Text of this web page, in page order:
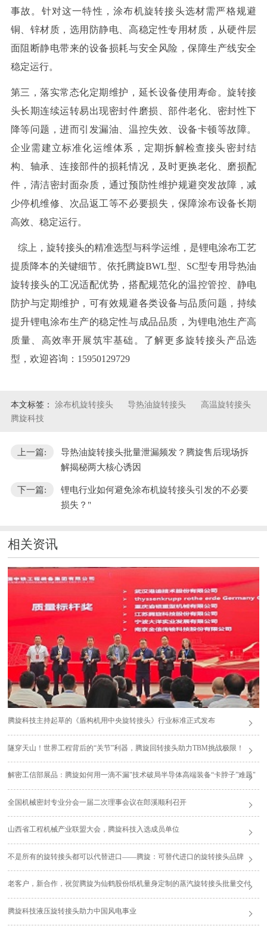
事故。针对这一特性，涂布机旋转接头选材需严格规避
铜、锌材质，选用防静电、高稳定性专用材质，从硬件层
面阻断静电带来的设备损耗与安全风险，保障生产线安全
稳定运行。
第三，落实常态化定期维护，延长设备使用寿命。旋转接
头长期连续运转易出现密封件磨损、部件老化、密封性下
降等问题，进而引发漏油、温控失效、设备卡顿等故障。
企业需建立标准化运维体系，定期拆解检查接头密封结
构、轴承、连接部件的损耗情况，及时更换老化、磨损配
件，清洁密封面杂质，通过预防性维护规避突发故障，减
少停机维修、次品返工等不必要损失，保障涂布设备长期
高效、稳定运行。
综上，旋转接头的精准选型与科学运维，是锂电涂布工艺
提质降本的关键细节。依托腾旋BWL型、SC型专用导热油
旋转接头的工况适配优势，搭配规范化的温控管控、静电
防护与定期维护，可有效规避各类设备与品质问题，持续
提升锂电涂布生产的稳定性与成品品质，为锂电池生产高
质量、高效率开展筑牢基础。了解更多旋转接头产品选
型，欢迎咨询：15950129729
本文标签： 涂布机旋转接头 导热油旋转接头
高温旋转接头
腾旋科技
上一篇:
导热油旋转接头批量泄漏频发？腾旋售后现场拆
解揭秘两大核心诱因
下一篇:
锂电行业如何避免涂布机旋转接头引发的不必要
损失？"
相关资讯
腾旋科技主持起草的《盾构机用中央旋转接头》行业标准正式发布
隧穿天山！世界工程背后的“关节”利器，腾旋回转接头助力TBM挑战极限！
解密工信部展品：腾旋如何用一滴不漏"技术破局半导体高端装备“卡脖子”难题"
全国机械密封专业分会一届二次理事会议在郎溪顺利召开
山西省工程机械产业联盟大会，腾旋科技入选成员单位
不是所有的旋转接头都可以代替进口——腾旋：可替代进口的旋转接头品牌
老客户，新合作，祝贺腾旋为仙鹤股份纸机量身定制的蒸汽旋转接头批量交付
腾旋科技液压旋转接头助力中国风电事业